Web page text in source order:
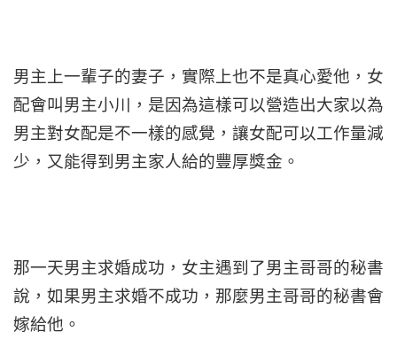
男主上一輩子的妻子，實際上也不是真心愛他，女
配會叫男主小川，是因為這樣可以營造出大家以為
男主對女配是不一樣的感覺，讓女配可以工作量減
少，又能得到男主家人給的豐厚獎金。
那一天男主求婚成功，女主遇到了男主哥哥的秘書
說，如果男主求婚不成功，那麼男主哥哥的秘書會
嫁給他。